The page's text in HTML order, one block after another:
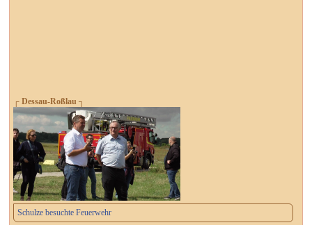
┌ Dessau-Roßlau ┐
Schulze besuchte Feuerwehr